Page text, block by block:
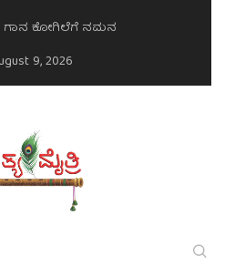
ಮನಸಿನ ಸವಿಭಾವ
9, 2026